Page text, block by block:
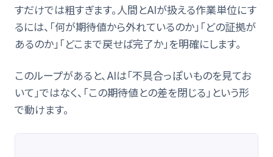
すだけでは粗すぎます。人間とAIが扱える作業単位にす
るには、「何が期待値から外れているのか」「どの証拠が
あるのか」「どこまで戻せば完了か」を明確にします。
このループがあると、AIは「不具合っぽいものを見てお
いて」ではなく、「この期待値との差を閉じる」という形
で動けます。